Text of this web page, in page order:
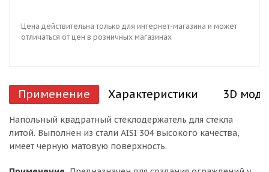
Цена действительна только для интернет-магазина и может
отличаться от цен в розничных магазинах
Применение Характеристики 3D
Напольный квадратный стеклодержатель для стекла
литой. Выполнен из стали AISI 304 высокого качества,
имеет черную матовую поверхность.